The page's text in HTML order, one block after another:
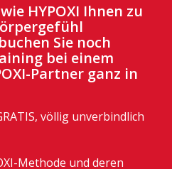
HYPOXI Ihnen zu
Sie noch
bei einem
Partner ganz in
völlig unverbindlich
Methode und deren